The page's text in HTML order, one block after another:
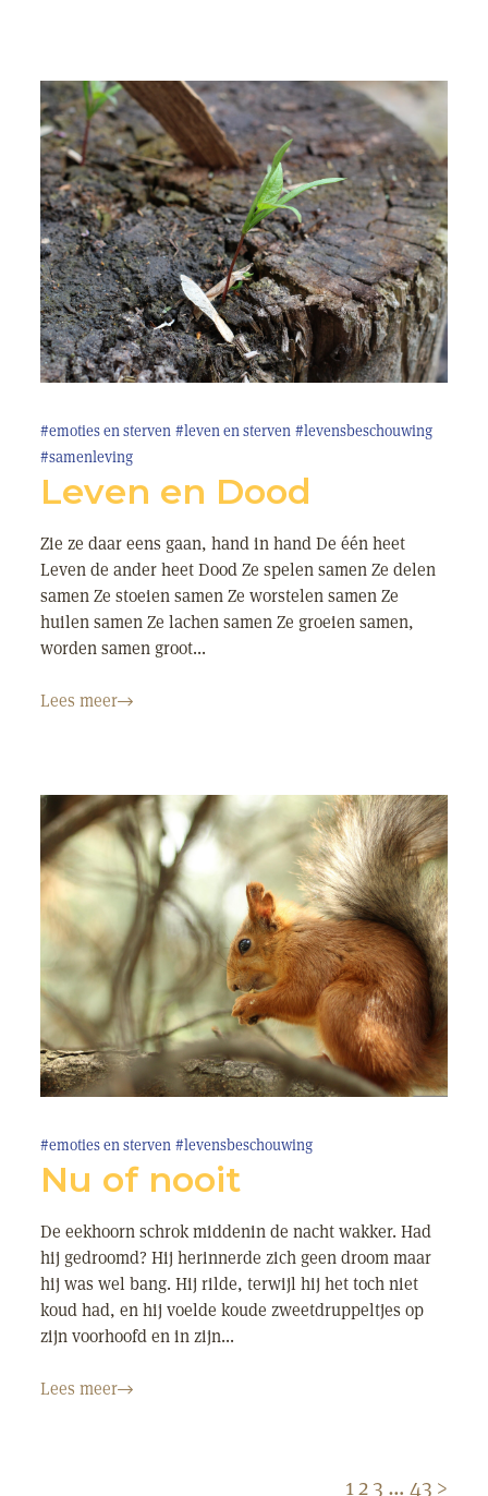
#emoties en sterven #leven en sterven #levensbeschouwing
#samenleving
Leven en Dood
Zie ze daar eens gaan, hand in hand De één heet
Leven de ander heet Dood Ze spelen samen Ze delen
samen Ze stoeien samen Ze worstelen samen Ze
huilen samen Ze lachen samen Ze groeien samen,
worden samen groot...
Lees meer
#emoties en sterven #levensbeschouwing
Nu of nooit
De eekhoorn schrok middenin de nacht wakker. Had
hij gedroomd? Hij herinnerde zich geen droom maar
hij was wel bang. Hij rilde, terwijl hij het toch niet
koud had, en hij voelde koude zweetdruppeltjes op
zijn voorhoofd en in zijn...
Lees meer
123 … 43 >